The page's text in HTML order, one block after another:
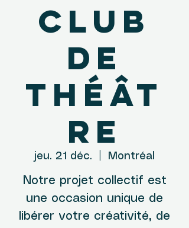
Club
de
théât
re
jeu. 21 déc. Montréal
Notre projet collectif est
une occasion unique de
libérer votre créativité, de